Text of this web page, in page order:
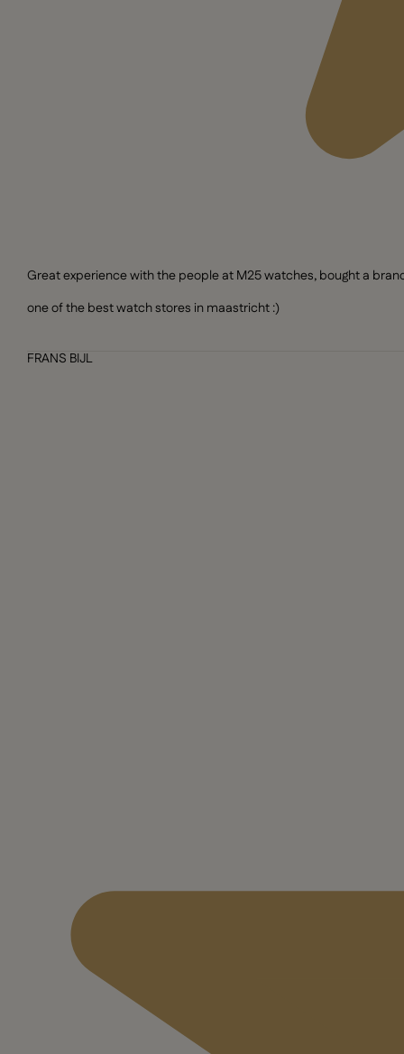
Great experience with the people at M25 watches, bought a
one of the best watch stores in maastricht :)
FRANS BIJL